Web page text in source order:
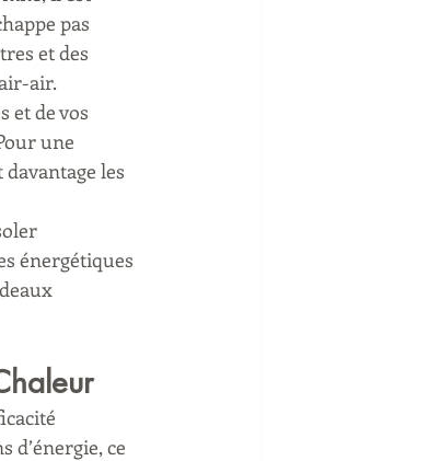
pas
et des
air.
et de vos
une
les
énergétiques
ce